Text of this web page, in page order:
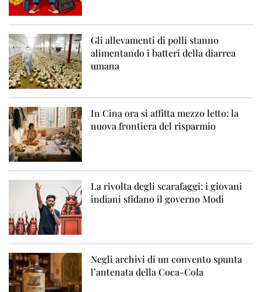
Gli allevamenti di polli stanno
alimentando i batteri della diarrea
umana
In Cina ora si affitta mezzo letto: la
nuova frontiera del risparmio
La rivolta degli scarafaggi: i giovani
indiani sfidano il governo Modi
Negli archivi di un convento spunta
l’antenata della Coca-Cola